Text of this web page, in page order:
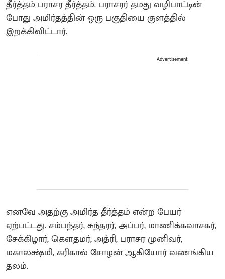
தீர்த்தம் பராசர தீர்த்தம். பராசரர் தமது வழிபாட்டின்
போது அமிர்தத்தின் ஒரு பகுதியை குளத்தில்
இறக்கிவிட்டார்.
Advertisement
எனவே அதற்கு அமிர்த தீர்த்தம் என்ற பேயர்
ஏற்பட்டது. சம்பந்தர், சுந்தரர், அப்பர், மாணிக்கவாசகர்,
சேக்கிழார், கௌதமர், அத்ரி, பராசர முனிவர்,
மகாலக்ஷ்மி, கரிகால் சோழன் ஆகியோர் வணங்கிய
தலம்.